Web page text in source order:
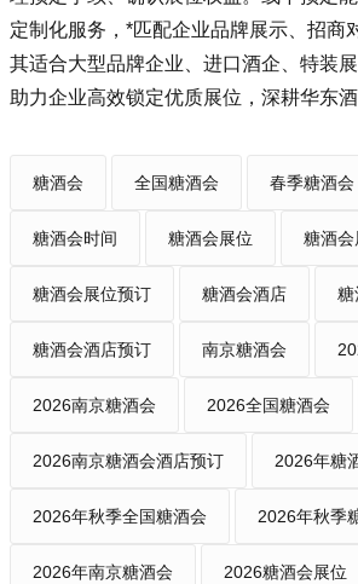
定制化服务，*匹配企业品牌展示、招商
其适合大型品牌企业、进口酒企、特装
助力企业高效锁定优质展位，深耕华东酒
糖酒会 全国糖酒会 春季糖酒会
糖酒会时间 糖酒会展位 糖酒会
糖酒会展位预订 糖酒会酒店 糖
糖酒会酒店预订 南京糖酒会
2026南京糖酒会 2026全国糖酒会
2026南京糖酒会酒店预订 2026年糖
2026年秋季全国糖酒会 2026年秋季
2026年南京糖酒会 2026糖酒会展位